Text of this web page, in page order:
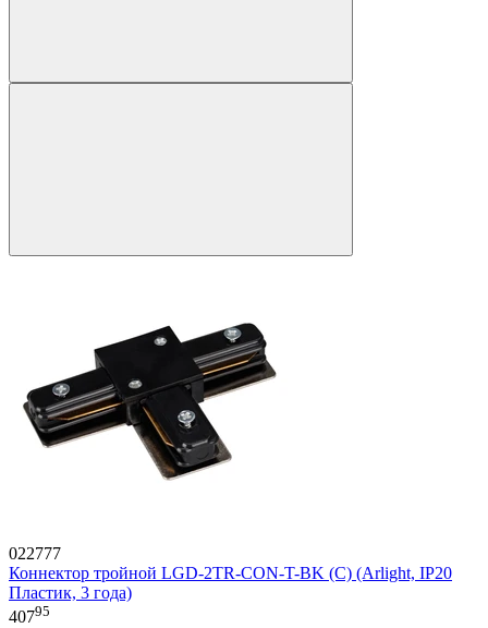
022777
Коннектор тройной LGD-2TR-CON-T-BK (C) (Arlight, IP20
Пластик, 3 года)
40795